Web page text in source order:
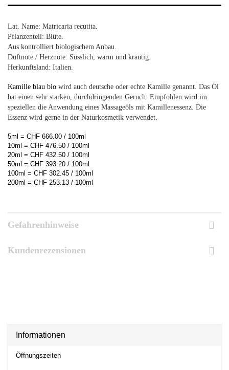
Lat. Name: Matricaria recutita
Pflanzenteil: Blüte.
Aus kontrolliert biologischem Anbau.
Duftnote / Herznote: Süsslich, warm und krautig.
Herkunftsland: Italien.
Kamille blau bio wird auch deutsche oder echte Kamille genannt. Das Öl
hat einen sehr starken, durchdringenden Geruch. Empfohlen wird im
speziellen die Anwendung eines Massageöls mit Kamillenessenz. Die
Essenz wird gerne in der Naturkosmetik verwendet.
5ml = CHF 666.00 / 100ml
10ml = CHF 476.50 / 100ml
20ml = CHF 432.50 / 100ml
50ml = CHF 393.20 / 100ml
100ml = CHF 302.45 / 100ml
200ml = CHF 253.13 / 100ml
Gefahrenhinweise
Kundenrezensionen
Informationen
Öffnungszeiten